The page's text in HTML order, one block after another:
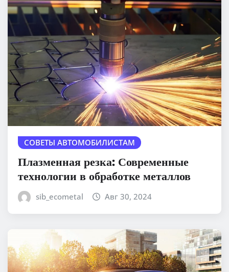
СОВЕТЫ АВТОМОБИЛИСТАМ
Плазменная резка: Современные
технологии в обработке металлов
sib_ecometal Авг 30, 2024